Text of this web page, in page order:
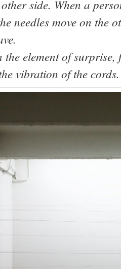
side. When a
needles move on the
element of
vibration of the cords.